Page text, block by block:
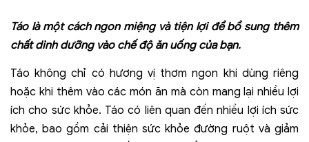
Táo là một cách ngon miệng và tiện lợi để bổ sung thêm
chất dinh dưỡng vào chế độ ăn uống của bạn.
Táo không chỉ có hương vị thơm ngon khi dùng riêng
hoặc khi thêm vào các món ăn mà còn mang lại nhiều lợi
ích cho sức khỏe. Táo có liên quan đến nhiều lợi ích sức
khỏe, bao gồm cải thiện sức khỏe đường ruột và giảm